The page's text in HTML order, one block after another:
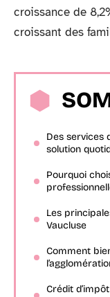
croissance de
croissant des
Des services
solution
Pourquoi
Les
Vaucluse
Comment
Crédit